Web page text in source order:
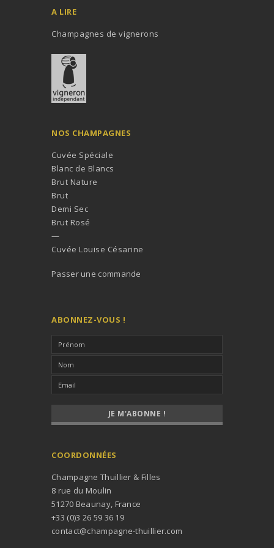
A LIRE
Champagnes de vignerons
NOS CHAMPAGNES
Cuvée Spéciale
Blanc de Blancs
Brut Nature
Brut
Demi Sec
Brut Rosé
—
Cuvée Louise Césarine
Passer une commande
ABONNEZ-VOUS !
COORDONNÉES
Champagne Thuillier & Filles
8 rue du Moulin
51270 Beaunay, France
+33 (0)3 26 59 36 19
contact@champagne-thuillier.com